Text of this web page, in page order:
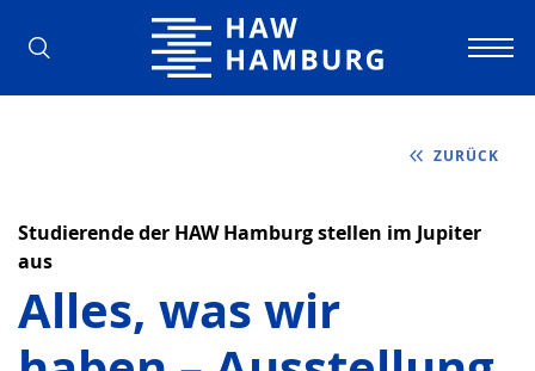
Hochschule für Angewandte
ZURÜCK
Studierende der HAW Hamburg stellen im Jupiter
aus
Alles, was wir